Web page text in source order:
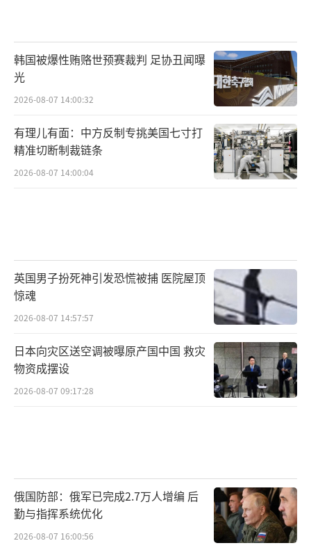
韩国被爆性贿赂世预赛裁判 足协丑闻曝
光
2026-08-07 14:00:32
有理儿有面：中方反制专挑美国七寸打
精准切断制裁链条
2026-08-07 14:00:04
英国男子扮死神引发恐慌被捕 医院屋顶
惊魂
2026-08-07 14:57:57
日本向灾区送空调被曝原产国中国 救灾
物资成摆设
2026-08-07 09:17:28
俄国防部：俄军已完成2.7万人增编 后
勤与指挥系统优化
2026-08-07 16:00:56